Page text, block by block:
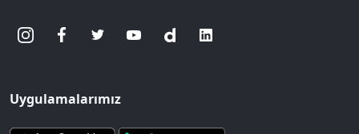
Uygulamalarımız